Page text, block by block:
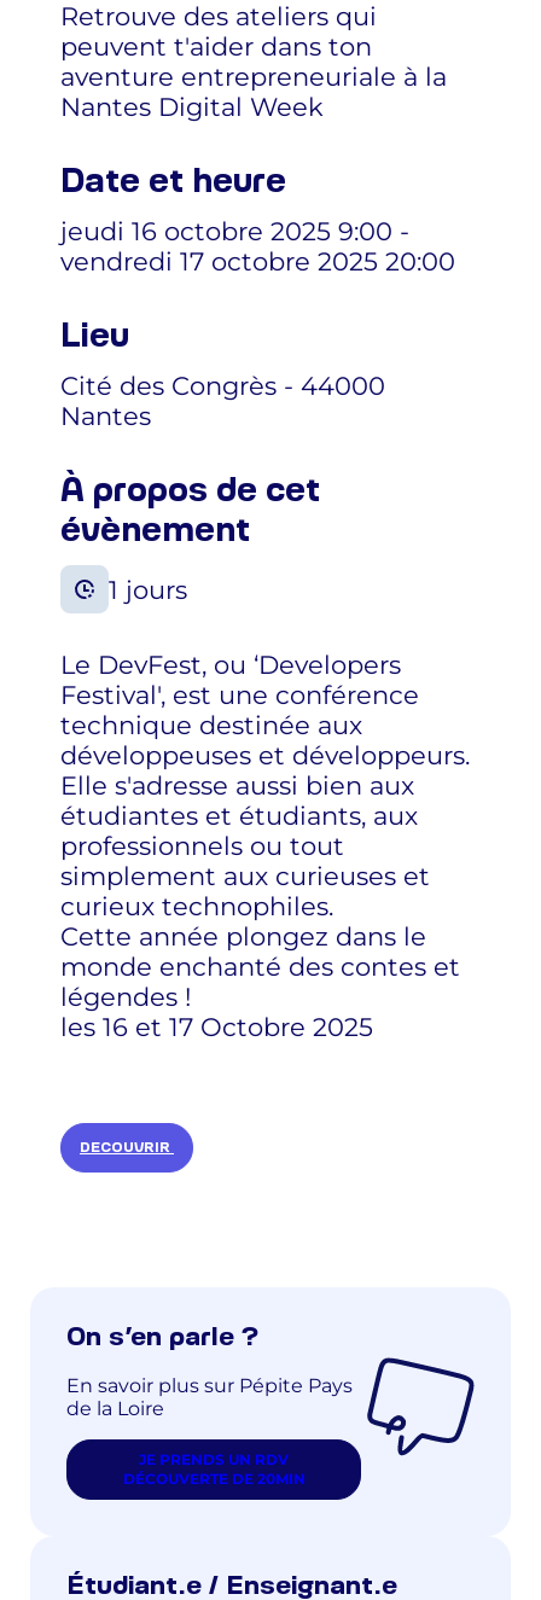
Retrouve des ateliers qui
peuvent t'aider dans ton
aventure entrepreneuriale à la
Nantes Digital Week
Date et heure
jeudi 16 octobre 2025 9:00 -
vendredi 17 octobre 2025 20:00
Lieu
Cité des Congrès - 44000
Nantes
À propos de cet
évènement
1 jours
Le DevFest, ou ‘Developers
Festival', est une conférence
technique destinée aux
développeuses et développeurs.
Elle s'adresse aussi bien aux
étudiantes et étudiants, aux
professionnels ou tout
simplement aux curieuses et
curieux technophiles.
Cette année plongez dans le
monde enchanté des contes et
légendes !
les 16 et 17 Octobre 2025
DECOUVRIR
On s’en parle ?
En savoir plus sur Pépite Pays
de la Loire
JE PRENDS UN RDV
DÉCOUVERTE DE 20MIN
Étudiant.e / Enseignant.e